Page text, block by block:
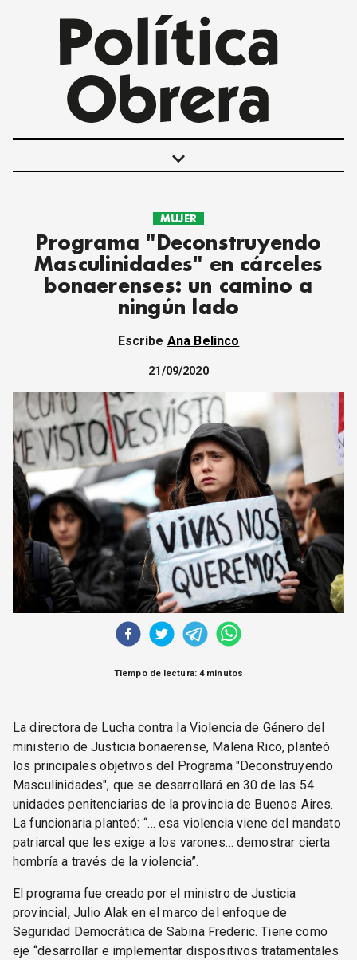
keyboard_arrow_down
POLÍTICAS
INTERNACIONALES
MOVIMIENTO OBRERO
MUJER
ECONOMÍA
JUVENTUD
CORREO DE LECTORES
DEBATE
ARCHIVO
DECLARACIONES
OPINIÓN
ALTAMIRA RESPONDE
Política Obrera Revista
CONTACTO
MUJER
Programa "Deconstruyendo
Masculinidades" en cárceles
bonaerenses: un camino a
ningún lado
Escribe Ana Belinco
21/09/2020
Tiempo de lectura: 4 minutos
La directora de Lucha contra la Violencia de Género del
ministerio de Justicia bonaerense, Malena Rico, planteó
los principales objetivos del Programa "Deconstruyendo
Masculinidades", que se desarrollará en 30 de las 54
unidades penitenciarias de la provincia de Buenos Aires.
La funcionaria planteó: “… esa violencia viene del mandato
patriarcal que les exige a los varones… demostrar cierta
hombría a través de la violencia”.
El programa fue creado por el ministro de Justicia
provincial, Julio Alak en el marco del enfoque de
Seguridad Democrática de Sabina Frederic. Tiene como
eje “desarrollar e implementar dispositivos tratamentales